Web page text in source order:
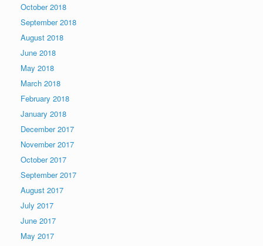
October 2018
September 2018
August 2018
June 2018
May 2018
March 2018
February 2018
January 2018
December 2017
November 2017
October 2017
September 2017
August 2017
July 2017
June 2017
May 2017